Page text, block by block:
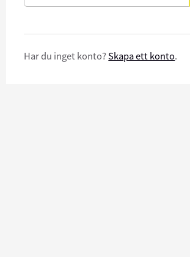
Har du inget konto? Skapa ett konto.